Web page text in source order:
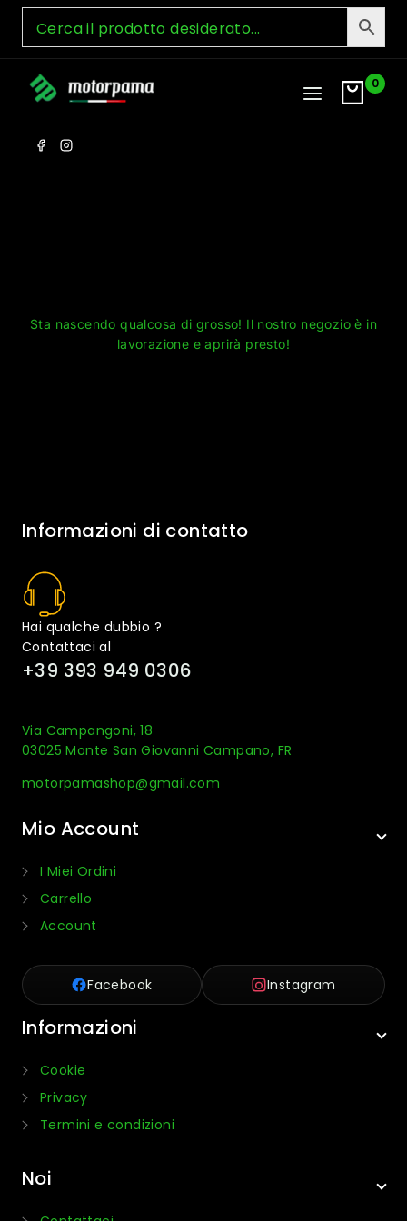
Skip
content
0
Sta nascendo qualcosa di grosso! Il nostro negozio è in
lavorazione e aprirà presto!
Informazioni di contatto
Hai qualche dubbio ?
Contattaci al
+39 393 949 0306
Via Campangoni, 18
03025 Monte San Giovanni Campano, FR
motorpamashop@gmail.com
Mio Account
I Miei Ordini
Carrello
Account
Facebook Instagram
Informazioni
Cookie
Privacy
Termini e condizioni
Noi